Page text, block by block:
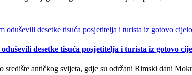
desetke tisuća posjetitelja i turista iz gotovo
antičkog svijeta, gdje su održani Rimski dani